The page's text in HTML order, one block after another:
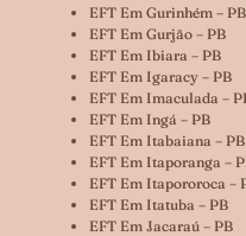
EFT Em Gurinhém – PB
EFT Em Gurjão – PB
EFT Em Ibiara – PB
EFT Em Igaracy – PB
EFT Em Imaculada –
EFT Em Ingá – PB
EFT Em Itabaiana – PB
EFT Em Itaporanga –
EFT Em Itapororoca –
EFT Em Itatuba – PB
EFT Em Jacaraú – PB